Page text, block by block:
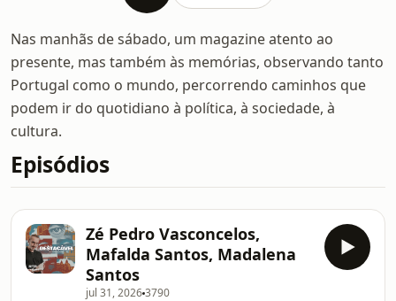
Nas manhãs de sábado, um magazine atento ao
presente, mas também às memórias, observando tanto
Portugal como o mundo, percorrendo caminhos que
podem ir do quotidiano à política, à sociedade, à
cultura.
Episódios
Zé Pedro Vasconcelos,
Mafalda Santos, Madalena
Santos
jul 31, 20263790